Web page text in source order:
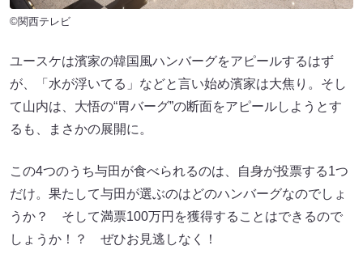
©関西テレビ
ユースケは濱家の韓国風ハンバーグをアピールするはず
が、「水が浮いてる」などと言い始め濱家は大焦り。そし
て山内は、大悟の“胃バーグ”の断面をアピールしようとす
るも、まさかの展開に。
この4つのうち与田が食べられるのは、自身が投票する1つ
だけ。果たして与田が選ぶのはどのハンバーグなのでしょ
うか？ そして満票100万円を獲得することはできるので
しょうか！？ ぜひお見逃しなく！